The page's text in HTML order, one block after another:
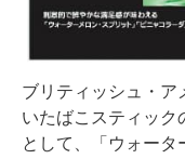
ブリティッシュ・ア
いたばこスティック
として、「ウォータ